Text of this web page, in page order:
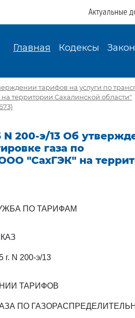
Актуальные
Главная Кодексы
тарифов на услуги по
территории Сахалинской области"
N 200-э/13 Об
газа по
"СахГЭК" на
ПО ТАРИФАМ
г. N 200-э/13
ТАРИФОВ
ПО